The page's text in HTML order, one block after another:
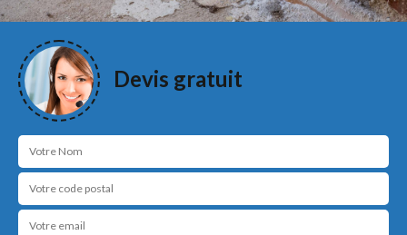
Devis gratuit